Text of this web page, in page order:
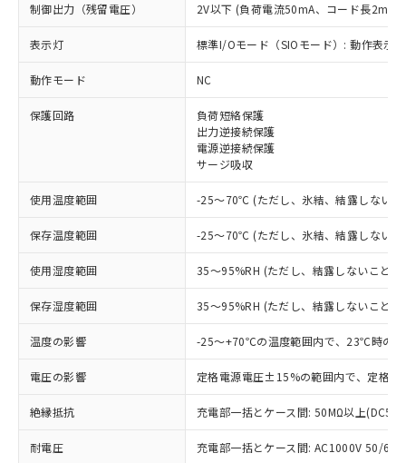
制御出力（残留電圧） 2V以下 (負荷電流50mA、コード長2m時)
表示灯 標準I/Oモード（SIOモード）: 動作表示
動作モード NC
保護回路
負荷短絡保護
出力逆接続保護
電源逆接続保護
サージ吸収
使用温度範囲 -25～70℃ (ただし、氷結、結露しないこ
保存温度範囲 -25～70℃ (ただし、氷結、結露しないこ
使用湿度範囲 35～95%RH (ただし、結露しないこと)
保存湿度範囲 35～95%RH (ただし、結露しないこと)
温度の影響 -25～+70℃の温度範囲内で、23℃時の
電圧の影響 定格電源電圧±15%の範囲内で、定格
絶縁抵抗 充電部一括とケース間: 50MΩ以上
耐電圧 充電部一括とケース間: AC1000V 50/
ご利用条件
以下の条件をお読みいただき、同意のうえ
本サービスは、当社制御機器事業取扱
商品の当社在庫状況および標準価格
(税抜)を提供させていただくもので
当社制御機器事業取扱商品の中には、
ことをご了承ください。
※1 対応状況
対応済み：EU RoHS指令（10物質）の
非含有に対応した製品が提供可能な商品で
対応予定：EU RoHS指令（10物質）の非含
商品です。
対応予定なし：EU RoHS指令（10物質）の
非含有に非対応の商品で、対応品を出す予
定はありません。
調査・確認中：EU RoHS指令（10物質）の
非含有の対応状況を調査中または確認中の
非該当品：ライセンス料など無形物で、有
害物質有無と関係のない商品です。
仕入先様の事情により、非含有部品として
いたものが、含有品と判明した場合などや
むを得ず変更することがあります。
※1 中国RoHS○×表
「○」：最大均質材料含有率が中国RoHSの
基準値以下であることを示します。
「×」：最大均質材料含有率が中国RoHSの
基準値を超えていることを示します。
「－」：未確認です。当社販売部門へお問
当社は、これら貴社製品のうち、外国
為替および外国貿易法に定める商品